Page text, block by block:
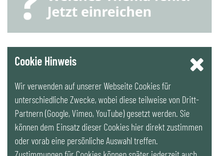
YouTube
LinkedIn
Newsletter
Cookie Hinweis
Wir verwenden auf unserer Webseite Cookies für
unterschiedliche Zwecke, wobei diese teilweise von Dritt-
Partnern (Google, Vimeo, YouTube) gesetzt werden. Sie
können dem Einsatz dieser Cookies hier direkt zustimmen
oder vorab eine persönliche Auswahl treffen.